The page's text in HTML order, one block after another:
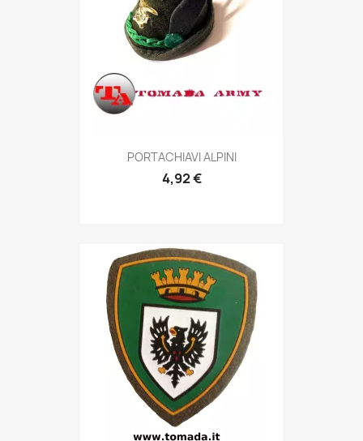
Anteprima
PORTACHIAVI ALPINI
4,92 €